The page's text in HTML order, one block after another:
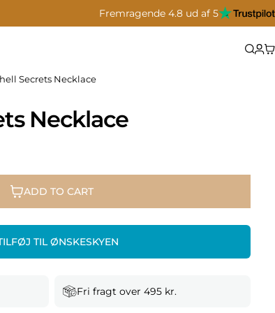
Fremragende 4.8 ud af 5
Secrets Necklace
Necklace
ADD TO CART
TIL ØNSKESKYEN
Fri fragt over 495 kr.